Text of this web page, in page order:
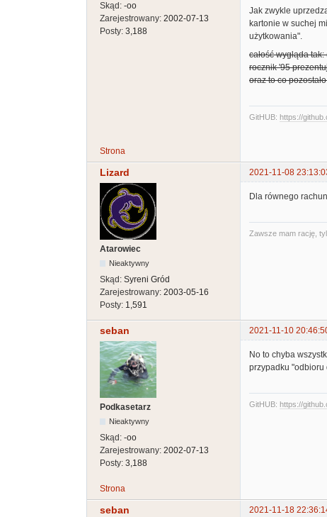
Skąd: -oo
Zarejestrowany: 2002-07-13
Posty: 3,188
Jak zwykle
kartonie w suchej
użytkowania".
całość wygląda
rocznik '95
oraz to co
GitHUB: https://
Strona
Lizard 2021-11-08
Atarowiec
Nieaktywny
Skąd: Syreni Gród
Zarejestrowany: 2003-05-16
Posty: 1,591
Dla równego
Zawsze mam rację,
seban 2021-11-10
Podkasetarz
Nieaktywny
Skąd: -oo
Zarejestrowany: 2002-07-13
Posty: 3,188
No to chyba
przypadku "odbioru
GitHUB: https://
Strona
seban 2021-11-18